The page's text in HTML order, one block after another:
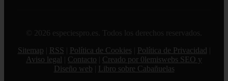
© 2026 especiespro.es. Todos los derechos reservados.
Sitemap
RSS Política de Cookies Política de Privacidad
Aviso legal
Contacto
Creado por 0lemiswebs SEO y
Diseño web
Libro sobre Cabañuelas